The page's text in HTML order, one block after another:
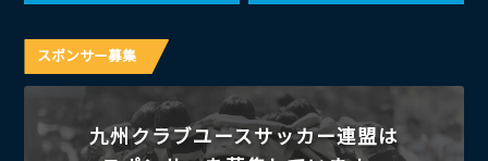
スポンサー募集
九州クラブユースサッカー連盟は